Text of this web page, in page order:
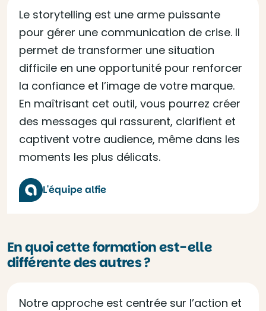
Le storytelling est une arme puissante
pour gérer une communication de crise. Il
permet de transformer une situation
difficile en une opportunité pour renforcer
la confiance et l’image de votre marque.
En maîtrisant cet outil, vous pourrez créer
des messages qui rassurent, clarifient et
captivent votre audience, même dans les
moments les plus délicats.
L'équipe alfie
En quoi cette formation est-elle
différente des autres ?
Notre approche est centrée sur l’action et